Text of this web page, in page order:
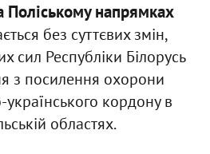
Поліському напрямках
без суттєвих змін,
сил Республіки Білорусь
з посилення охорони
українського кордону в
областях.